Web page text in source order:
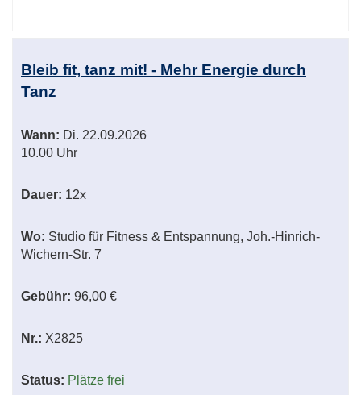
Bleib fit, tanz mit! - Mehr Energie durch
Tanz
Wann: Di. 22.09.2026
10.00 Uhr
Dauer: 12x
Wo: Studio für Fitness & Entspannung, Joh.-Hinrich-
Wichern-Str. 7
Gebühr: 96,00 €
Nr.: X2825
Status: Plätze frei